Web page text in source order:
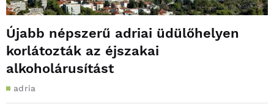
Újabb népszerű adriai üdülőhelyen
korlátozták az éjszakai
alkoholárusítást
adria